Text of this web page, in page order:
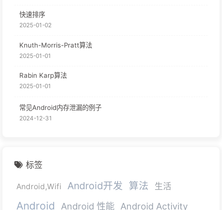
快速排序
2025-01-02
Knuth-Morris-Pratt算法
2025-01-01
Rabin Karp算法
2025-01-01
常见Android内存泄漏的例子
2024-12-31
标签
Android,Wifi Android开发 算法 生活
Android Android 性能 Android Activity